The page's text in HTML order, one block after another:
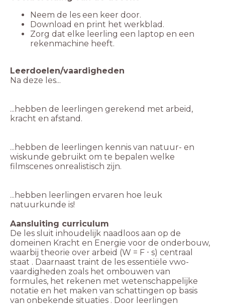
Zorg dat elke leerling een laptop en een
...hebben de leerlingen gerekend met arbeid,
...hebben de leerlingen kennis van natuur- en
wiskunde gebruikt om te bepalen welke
...hebben leerlingen ervaren hoe leuk
natuurkunde is!
De les sluit inhoudelijk naadloos aan op de
domeinen Kracht en Energie voor de onderbouw,
waarbij theorie over arbeid (W = F ⋅ s) centraal
staat . Daarnaast traint de les essentiële vwo-
vaardigheden zoals het ombouwen van
formules, het rekenen met wetenschappelijke
notatie en het maken van schattingen op basis
van onbekende situaties . Door leerlingen